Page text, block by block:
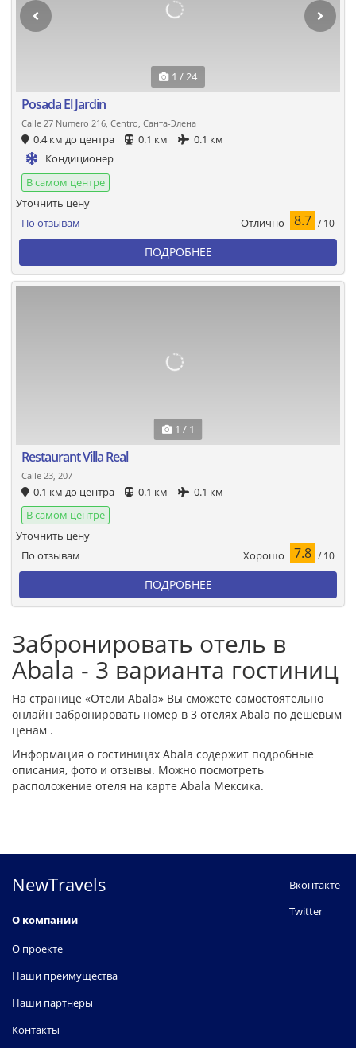
1 / 24
Posada El Jardin
Calle 27 Numero 216, Centro, Санта-Элена
0.4 км до центра 0.1 км
0.1 км
Кондиционер
В самом центре
По отзывам Отлично 8.7 / 10
Уточнить цену
ПОДРОБНЕЕ
1 / 1
Restaurant Villa Real
Calle 23, 207
0.1 км до центра 0.1 км
0.1 км
В самом центре
По отзывам Хорошо 7.8 / 10
Уточнить цену
ПОДРОБНЕЕ
Забронировать отель в
Abala - 3 варианта гостиниц
На странице «Отели Abala» Вы сможете самостоятельно
онлайн забронировать номер в 3 отелях Abala по дешевым
ценам .
Информация о гостиницах Abala содержит подробные
описания, фото и отзывы. Можно посмотреть
расположение отеля на карте Abala Мексика.
NewTravels
О компании
О проекте
Наши преимущества
Наши партнеры
Контакты
Вконтакте
Twitter